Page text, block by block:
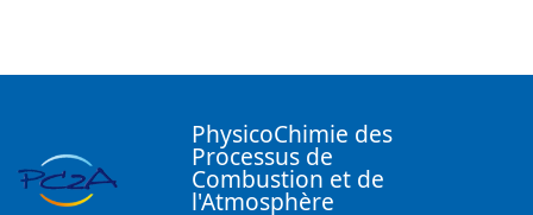
PhysicoChimie des
Processus de
Combustion et de
l'Atmosphère